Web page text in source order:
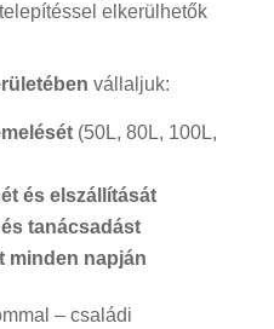
elkerülhetők
vállaljuk:
(50L, 80L, 100L,
és elszállítását
tanácsadást
minden napján
– családi